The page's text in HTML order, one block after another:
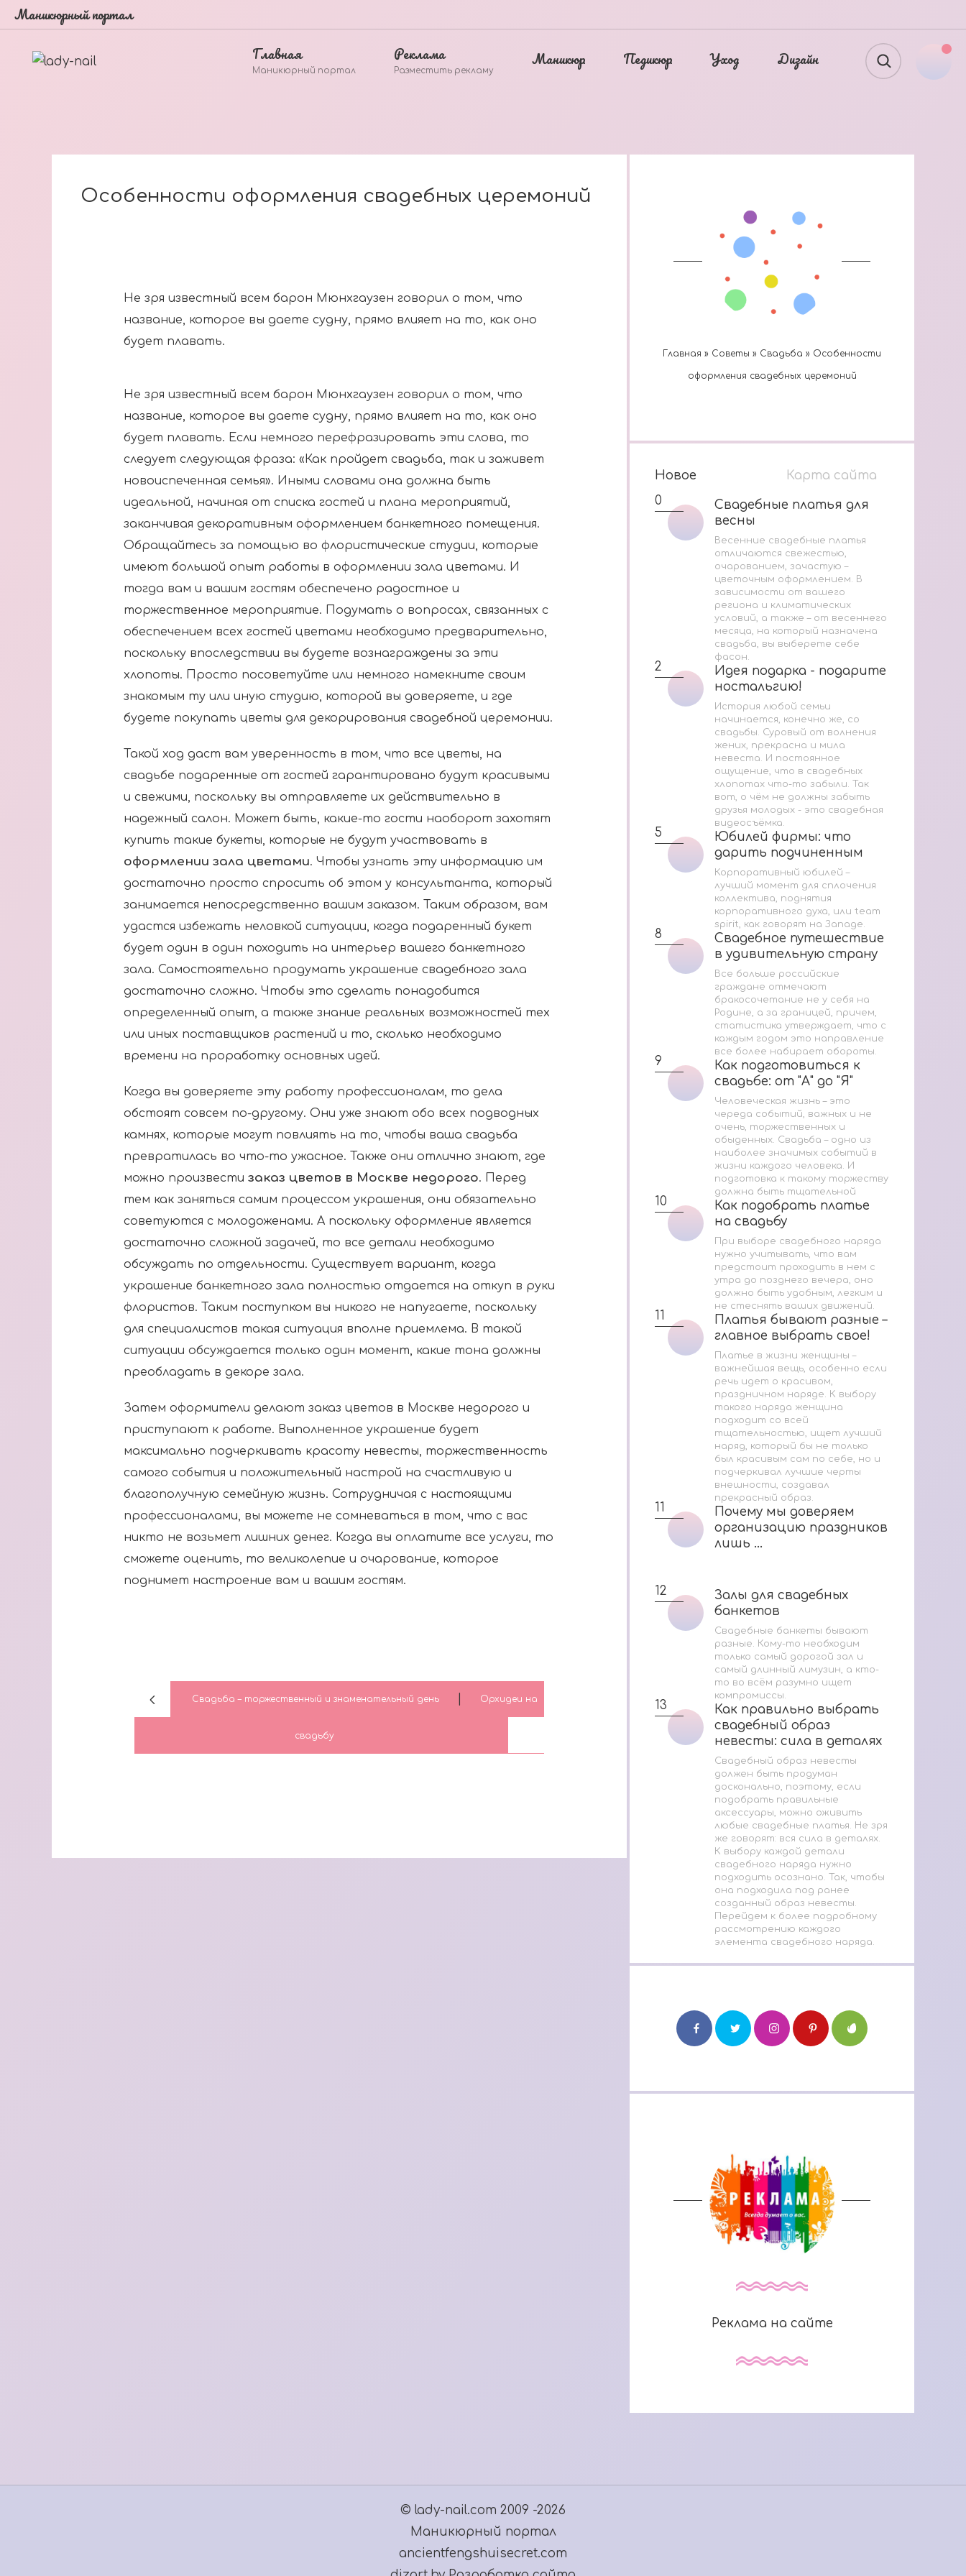
Маникюрный портал
Главная
Маникюрный портал
Реклама
Разместить рекламу
Маникюр Педикюр Уход Дизайн
Особенности оформления свадебных церемоний
Не зря известный всем барон Мюнхгаузен говорил о том, что
название, которое вы даете судну, прямо влияет на то, как оно
будет плавать.
Не зря известный всем барон Мюнхгаузен говорил о том, что
название, которое вы даете судну, прямо влияет на то, как оно
будет плавать. Если немного перефразировать эти слова, то
следует следующая фраза: «Как пройдет свадьба, так и заживет
новоиспеченная семья». Иными словами она должна быть
идеальной, начиная от списка гостей и плана мероприятий,
заканчивая декоративным оформлением банкетного помещения.
Обращайтесь за помощью во флористические студии, которые
имеют большой опыт работы в оформлении зала цветами. И
тогда вам и вашим гостям обеспечено радостное и
торжественное мероприятие. Подумать о вопросах, связанных с
обеспечением всех гостей цветами необходимо предварительно,
поскольку впоследствии вы будете вознаграждены за эти
хлопоты. Просто посоветуйте или немного намекните своим
знакомым ту или иную студию, которой вы доверяете, и где
будете покупать цветы для декорирования свадебной церемонии.
Такой ход даст вам уверенность в том, что все цветы, на
свадьбе подаренные от гостей гарантировано будут красивыми
и свежими, поскольку вы отправляете их действительно в
надежный салон. Может быть, какие-то гости наоборот захотят
купить такие букеты, которые не будут участвовать в
оформлении зала цветами. Чтобы узнать эту информацию им
достаточно просто спросить об этом у консультанта, который
занимается непосредственно вашим заказом. Таким образом, вам
удастся избежать неловкой ситуации, когда подаренный букет
будет один в один походить на интерьер вашего банкетного
зала. Самостоятельно продумать украшение свадебного зала
достаточно сложно. Чтобы это сделать понадобится
определенный опыт, а также знание реальных возможностей тех
или иных поставщиков растений и то, сколько необходимо
времени на проработку основных идей.
Когда вы доверяете эту работу профессионалам, то дела
обстоят совсем по-другому. Они уже знают обо всех подводных
камнях, которые могут повлиять на то, чтобы ваша свадьба
превратилась во что-то ужасное. Также они отлично знают, где
можно произвести заказ цветов в Москве недорого. Перед
тем как заняться самим процессом украшения, они обязательно
советуются с молодоженами. А поскольку оформление является
достаточно сложной задачей, то все детали необходимо
обсуждать по отдельности. Существует вариант, когда
украшение банкетного зала полностью отдается на откуп в руки
флористов. Таким поступком вы никого не напугаете, поскольку
для специалистов такая ситуация вполне приемлема. В такой
ситуации обсуждается только один момент, какие тона должны
преобладать в декоре зала.
Затем оформители делают заказ цветов в Москве недорого и
приступают к работе. Выполненное украшение будет
максимально подчеркивать красоту невесты, торжественность
самого события и положительный настрой на счастливую и
благополучную семейную жизнь. Сотрудничая с настоящими
профессионалами, вы можете не сомневаться в том, что с вас
никто не возьмет лишних денег. Когда вы оплатите все услуги, то
сможете оценить, то великолепие и очарование, которое
поднимет настроение вам и вашим гостям.
Свадьба – торжественный и знаменательный день Орхидеи на
свадьбу
Главная » Cоветы » Cвадьба » Особенности
оформления свадебных церемоний
Новое
Карта сайта
0
Свадебные платья для
весны
Свадебные платья для
весны
Весенние свадебные платья
отличаются свежестью,
очарованием, зачастую –
цветочным оформлением. В
зависимости от вашего
региона и климатических
условий, а также – от весеннего
месяца, на который назначена
свадьба, вы выберете себе
фасон.
2
Идея подарка - подарите
ностальгию!
Идея подарка - подарите
ностальгию!
История любой семьи
начинается, конечно же, со
свадьбы. Суровый от волнения
жених, прекрасна и мила
невеста. И постоянное
ощущение, что в свадебных
хлопотах что-то забыли. Так
вот, о чём не должны забыть
друзья молодых - это свадебная
видеосъёмка.
5
Юбилей фирмы: что
дарить подчиненным
Юбилей фирмы: что
дарить подчиненным
Корпоративный юбилей –
лучший момент для сплочения
коллектива, поднятия
корпоративного духа, или team
spirit, как говорят на Западе.
8
Свадебное путешествие
в удивительную страну
Свадебное путешествие
в удивительную страну
Все больше российские
граждане отмечают
бракосочетание не у себя на
Родине, а за границей, причем,
статистика утверждает, что с
каждым годом это направление
все более набирает обороты.
9
Как подготовиться к
свадьбе: от "А" до "Я"
Как подготовиться к
свадьбе: от "А" до "Я"
Человеческая жизнь – это
череда событий, важных и не
очень, торжественных и
обыденных. Свадьба – одно из
наиболее значимых событий в
жизни каждого человека. И
подготовка к такому торжеству
должна быть тщательной
10
Как подобрать платье
на свадьбу
Как подобрать платье
на свадьбу
При выборе свадебного наряда
нужно учитывать, что вам
предстоит проходить в нем с
утра до позднего вечера, оно
должно быть удобным, легким и
не стеснять ваших движений.
11
Платья бывают разные –
главное выбрать свое!
Платья бывают разные –
главное выбрать свое!
Платье в жизни женщины –
важнейшая вещь, особенно если
речь идет о красивом,
праздничном наряде. К выбору
такого наряда женщина
подходит со всей
тщательностью, ищет лучший
наряд, который бы не только
был красивым сам по себе, но и
подчеркивал лучшие черты
внешности, создавал
прекрасный образ.
11
Почему мы доверяем
организацию праздников
лишь ...
Почему мы доверяем
организацию праздников
лишь ...
12
Залы для свадебных
банкетов
Залы для свадебных
банкетов
Свадебные банкеты бывают
разные. Кому-то необходим
только самый дорогой зал и
самый длинный лимузин, а кто-
то во всём разумно ищет
компромиссы.
13
Как правильно выбрать
свадебный образ
невесты: сила в деталях
Как правильно выбрать
свадебный образ
невесты: сила в деталях
Свадебный образ невесты
должен быть продуман
досконально, поэтому, если
подобрать правильные
аксессуары, можно оживить
любые свадебные платья. Не зря
же говорят: вся сила в деталях.
К выбору каждой детали
свадебного наряда нужно
подходить осознано. Так, чтобы
она подходила под ранее
созданный образ невесты.
Перейдем к более подробному
рассмотрению каждого
элемента свадебного наряда.
Реклама на сайте
© lady-nail.com 2009 -2026
Маникюрный портал
ancientfengshuisecret.com